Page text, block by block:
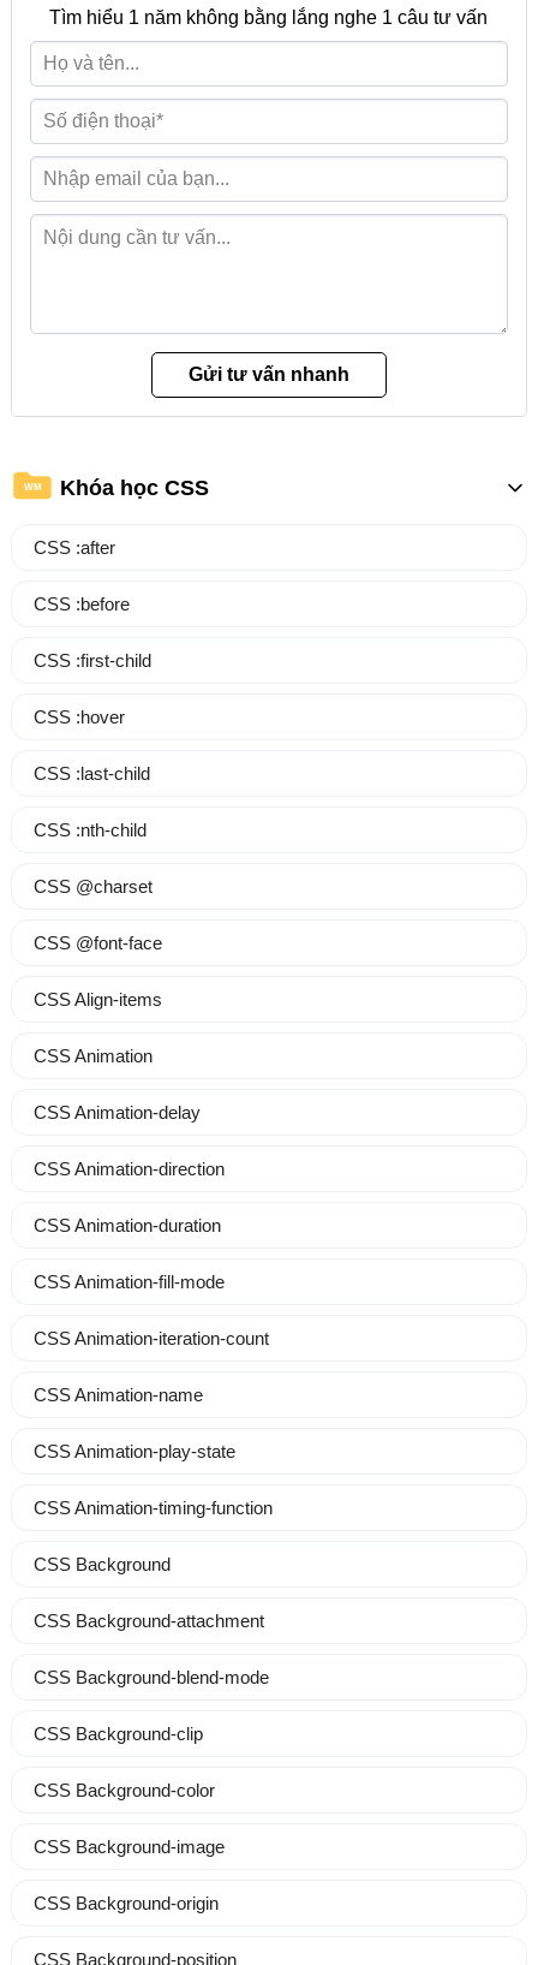
Tìm hiểu 1 năm không bằng lắng nghe 1 câu tư vấn
WM Khóa học CSS
CSS :after
CSS :before
CSS :first-child
CSS :hover
CSS :last-child
CSS :nth-child
CSS @charset
CSS @font-face
CSS Align-items
CSS Animation
CSS Animation-delay
CSS Animation-direction
CSS Animation-duration
CSS Animation-fill-mode
CSS Animation-iteration-count
CSS Animation-name
CSS Animation-play-state
CSS Animation-timing-function
CSS Background
CSS Background-attachment
CSS Background-blend-mode
CSS Background-clip
CSS Background-color
CSS Background-image
CSS Background-origin
CSS Background-position